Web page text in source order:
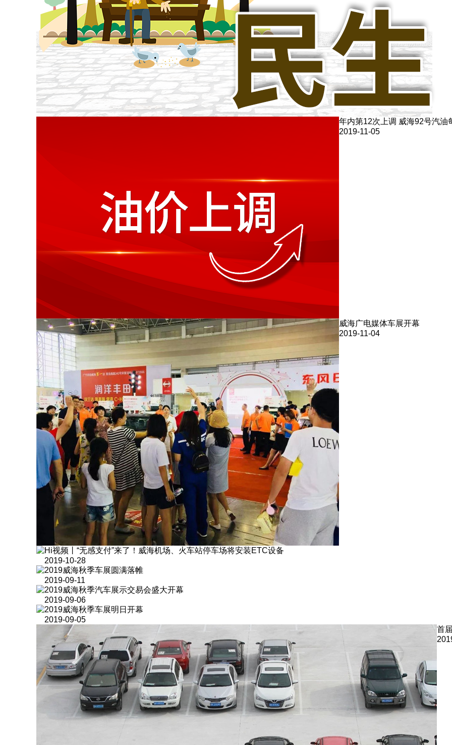
年内第12次上调 威海92号汽油
2019-11-05
威海广电媒体车展开幕
2019-11-04
Hi视频丨“无感支付”来了！威海机场、火车站停车场将安装ETC设备
2019-10-28
2019威海秋季车展圆满落帷
2019-09-11
2019威海秋季汽车展示交易会盛大开幕
2019-09-06
2019威海秋季车展明日开幕
2019-09-05
首